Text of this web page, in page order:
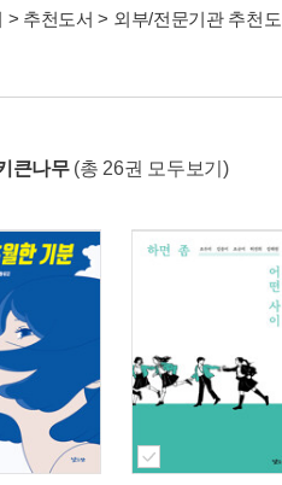
> 추천도서 > 외부/전문기관 추천
큰나무 (총 26권 모두보기)